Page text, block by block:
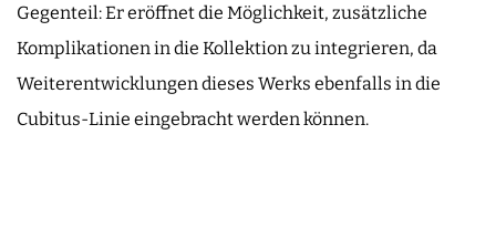
Gegenteil: Er eröffnet die Möglichkeit, zusätzliche
Komplikationen in die Kollektion zu integrieren, da
Weiterentwicklungen dieses Werks ebenfalls in die
Cubitus-Linie eingebracht werden können.